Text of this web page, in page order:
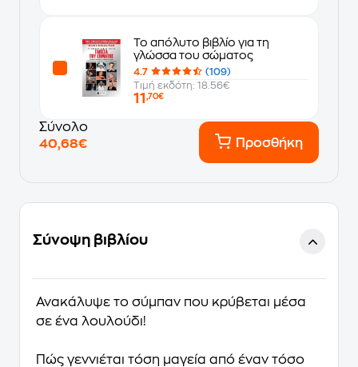
Το απόλυτο βιβλίο για τη
γλώσσα του σώματος
4.7
(109)
Τιμή εκδότη: 18.56€
11 ,70€
Σύνολο
40,68€
Προσθήκη
Σύνοψη βιβλίου
Ανακάλυψε το σύµπαν που κρύβεται µέσα
σε ένα λουλούδι!
Πώς γεννιέται τόση µαγεία από έναν τόσο